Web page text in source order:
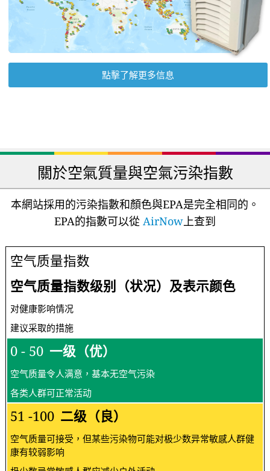
點擊了解更多信息
關於空氣質量與空氣污染指數
本網站採用的污染指數和顏色與EPA是完全相同的。
EPA的指數可以從 AirNow上查到
空气质量指数
空气质量指数级别（状况）及表示颜色
对健康影响情况
建议采取的措施
0 - 50 一级（优）
空气质量令人满意，基本无空气污染
各类人群可正常活动
51 -100 二级（良）
空气质量可接受，但某些污染物可能对极少数异常敏感人群健
康有较弱影响